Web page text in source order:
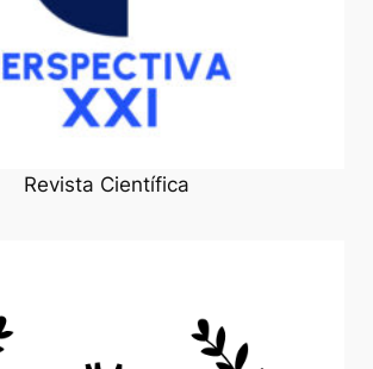
Revista Científica